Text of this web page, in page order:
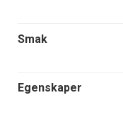
Smak
Egenskaper